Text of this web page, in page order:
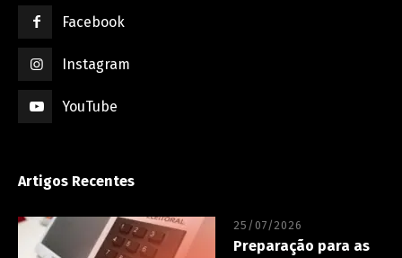
Facebook
Instagram
YouTube
Artigos Recentes
25/07/2026
Preparação para as